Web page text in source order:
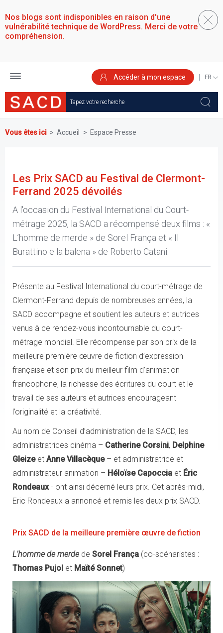
au
contenu
principal
Nos blogs sont indisponibles en raison d'une
vulnérabilité technique de WordPress. Merci de votre
compréhension.
Accéder à mon espace
YOUR
Vous êtes ici Accueil Espace Presse
Les Prix SACD au Festival de Clermont-
Ferrand 2025 dévoilés
A l'occasion du Festival International du Court-
métrage 2025, la SACD a récompensé deux films : «
L’homme de merde » de Sorel França et « Il
Burattino e la balena » de Roberto Catani.
Présente au Festival International du court-métrage de
Clermont-Ferrand depuis de nombreuses années, la
SACD accompagne et soutient les auteurs et autrices
venus à ce rendez-vous incontournable du court-
métrage mondial. Elle récompense par son prix de la
meilleure première œuvre de fiction d’expression
française et son prix du meilleur film d’animation
francophone, la richesse des écritures du court et le
travail de ses auteurs et autrices encourageant
l’originalité et la créativité.
Au nom de Conseil d’administration de la SACD, les
administratrices cinéma – Catherine Corsini, Delphine
Gleizeet Anne Villacèque– et administratrice et
administrateur animation – Héloïse Capoccia et Éric
Rondeaux- ont ainsi décerné leurs prix. Cet après-midi,
Eric Rondeaux a annoncé et remis les deux prix SACD.
Prix SACD de la meilleure première œuvre de fiction
L’homme de merde de Sorel França (co-scénaristes :
Thomas Pujol et Maïté Sonnet)